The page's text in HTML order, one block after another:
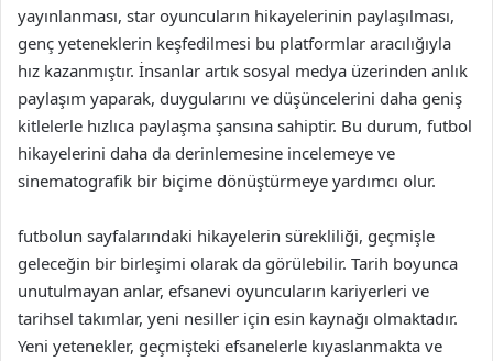
yayınlanması, star oyuncuların hikayelerinin paylaşılması,
genç yeteneklerin keşfedilmesi bu platformlar aracılığıyla
hız kazanmıştır. İnsanlar artık sosyal medya üzerinden anlık
paylaşım yaparak, duygularını ve düşüncelerini daha geniş
kitlelerle hızlıca paylaşma şansına sahiptir. Bu durum, futbol
hikayelerini daha da derinlemesine incelemeye ve
sinematografik bir biçime dönüştürmeye yardımcı olur.
futbolun sayfalarındaki hikayelerin sürekliliği, geçmişle
geleceğin bir birleşimi olarak da görülebilir. Tarih boyunca
unutulmayan anlar, efsanevi oyuncuların kariyerleri ve
tarihsel takımlar, yeni nesiller için esin kaynağı olmaktadır.
Yeni yetenekler, geçmişteki efsanelerle kıyaslanmakta ve